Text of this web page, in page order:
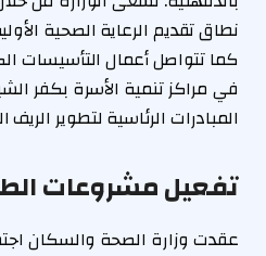
نطاق تقديم الرعاية الصحية
كما تتواصل أعمال التأسيسات
في مراكز تنمية الأسرة بكفر
المبادرات الرئاسية لتطوير
تفعيل مشروعات
عقدت وزارة الصحة والسكان